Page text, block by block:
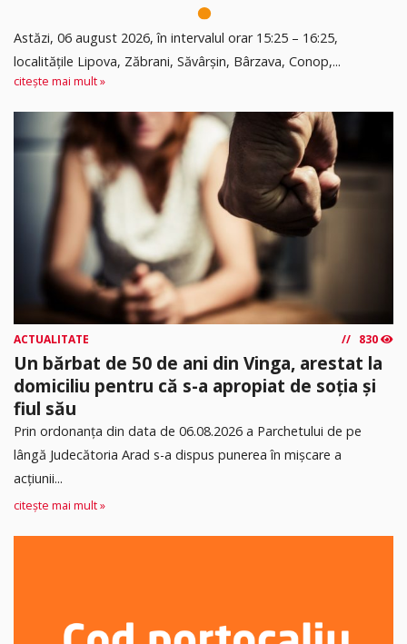
Astăzi, 06 august 2026, în intervalul orar 15:25 – 16:25,
localitățile Lipova, Zăbrani, Săvârșin, Bârzava, Conop,...
citește mai mult »
ACTUALITATE 830
Un bărbat de 50 de ani din Vinga, arestat la
domiciliu pentru că s-a apropiat de soția și
fiul său
Prin ordonanța din data de 06.08.2026 a Parchetului de pe
lângă Judecătoria Arad s-a dispus punerea în mişcare a
acţiunii...
citește mai mult »